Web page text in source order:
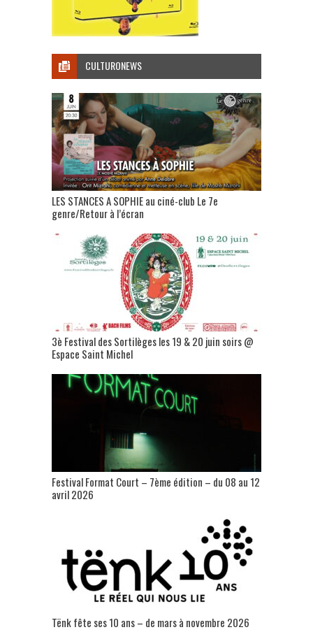
CULTURONEWS
LES STANCES A SOPHIE au ciné-club Le 7e
genre/Retour à l’écran
3è Festival des Sortilèges les 19 & 20 juin soirs @
Espace Saint Michel
Festival Format Court – 7ème édition – du 08 au 12
avril 2026
Tënk fête ses 10 ans – de mars à novembre 2026